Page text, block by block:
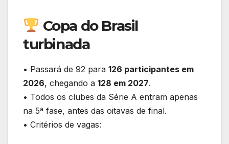
Copa do Brasil
turbinada
• Passará de 92 para 126 participantes em
2026, chegando a 128 em 2027.
• Todos os clubes da Série A entram apenas
na 5ª fase, antes das oitavas de final.
• Critérios de vagas: